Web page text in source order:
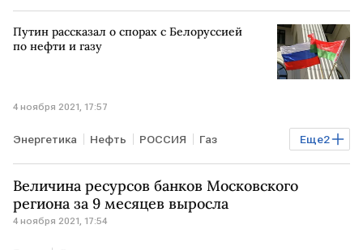
Путин рассказал о спорах с Белоруссией
по нефти и газу
4 ноября 2021, 17:57
Еще2
Энергетика Нефть РОССИЯ Газ
Владимир Путин БЕЛОРУССИЯ
Величина ресурсов банков Московского
региона за 9 месяцев выросла
4 ноября 2021, 17:54